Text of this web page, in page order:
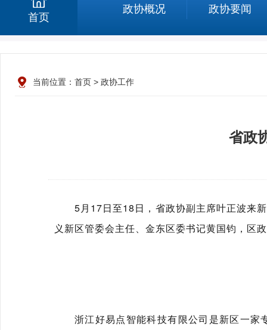
首页
政协概况 政协要闻
当前位置： 首页 > 政协工作
省政
5月17日至18日，省政协副主席叶正波来
义新区管委会主任、金东区委书记黄国钧，区
浙江好易点智能科技有限公司是新区一家